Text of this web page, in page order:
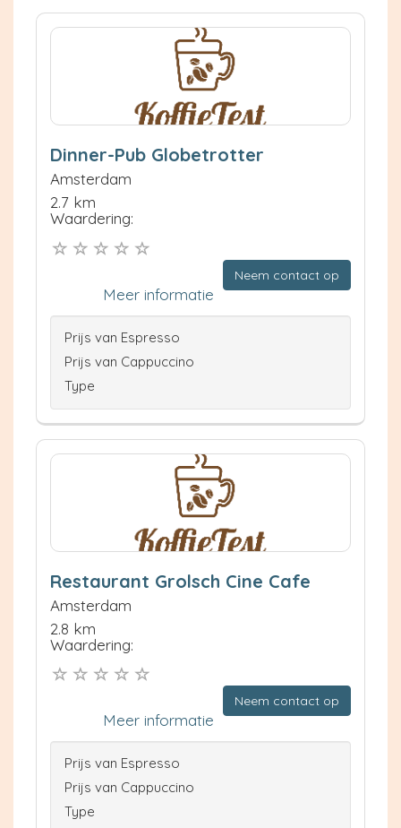
Dinner-Pub Globetrotter
Amsterdam
2.7 km
Waardering:
Neem contact op
Meer informatie
Prijs van Espresso
Prijs van Cappuccino
Type
Restaurant Grolsch Cine Cafe
Amsterdam
2.8 km
Waardering:
Neem contact op
Meer informatie
Prijs van Espresso
Prijs van Cappuccino
Type